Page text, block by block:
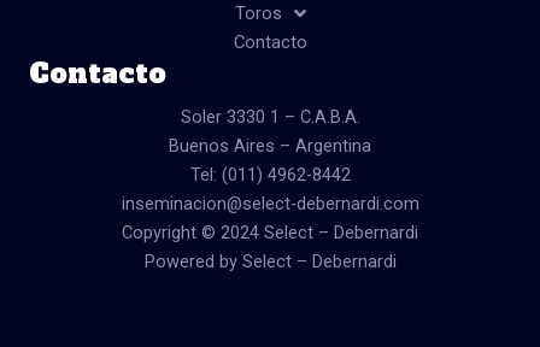
Toros
Contacto
Contacto
Soler 3330 1 – C.A.B.A.
Buenos Aires – Argentina
Tel: (011) 4962-8442
inseminacion@select-debernardi.com
Copyright © 2024 Select – Debernardi
Powered by Select – Debernardi